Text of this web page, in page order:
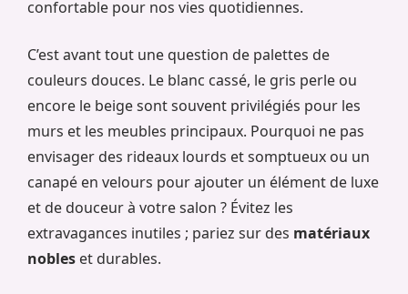
confortable pour nos vies quotidiennes.
C’est avant tout une question de palettes de
couleurs douces. Le blanc cassé, le gris perle ou
encore le beige sont souvent privilégiés pour les
murs et les meubles principaux. Pourquoi ne pas
envisager des rideaux lourds et somptueux ou un
canapé en velours pour ajouter un élément de luxe
et de douceur à votre salon ? Évitez les
extravagances inutiles ; pariez sur des matériaux
nobles et durables.